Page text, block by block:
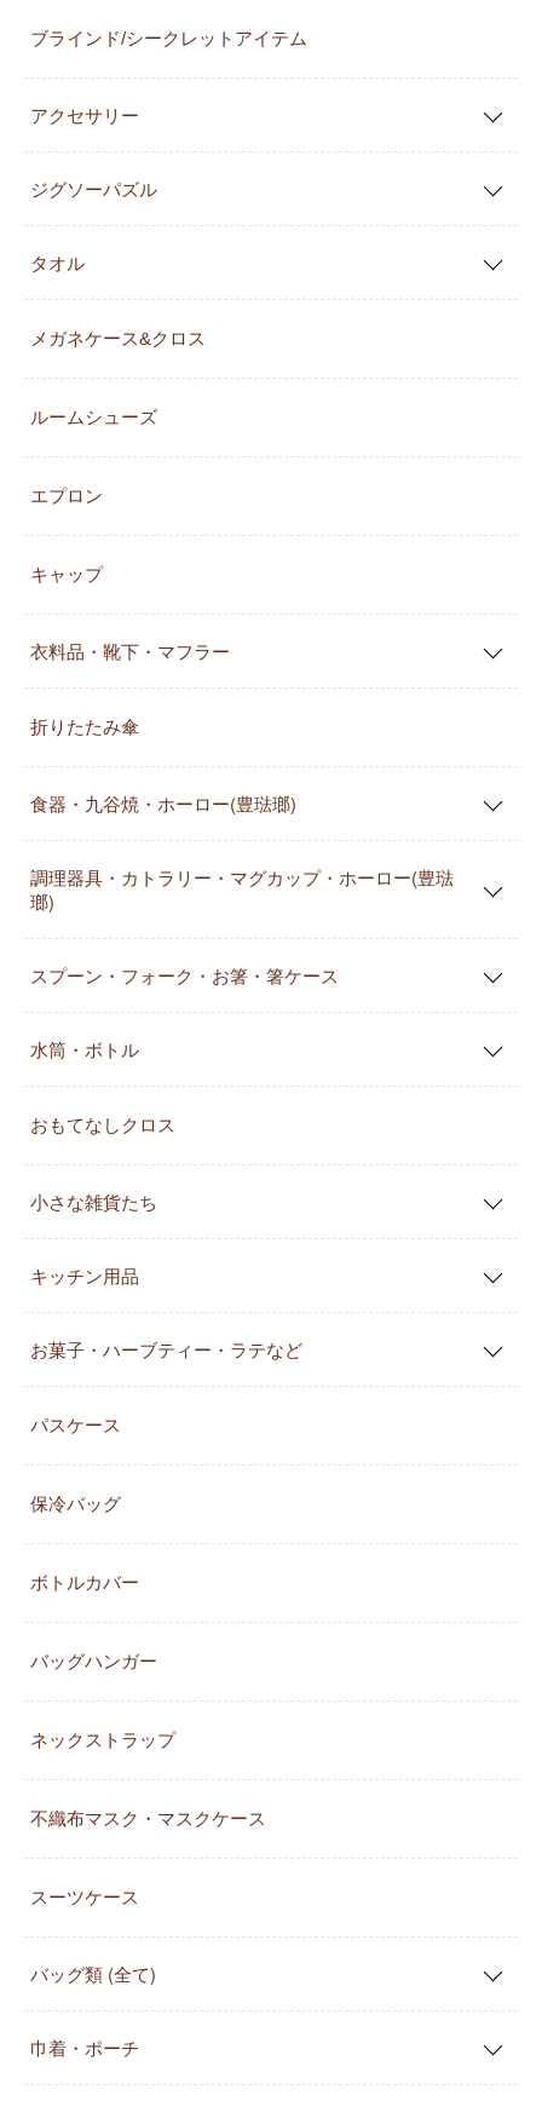
ブラインド/シークレットアイテム
アクセサリー
ジグソーパズル
タオル
メガネケース&クロス
ルームシューズ
エプロン
キャップ
衣料品・靴下・マフラー
折りたたみ傘
食器・九谷焼・ホーロー(豊琺瑯)
調理器具・カトラリー・マグカップ・ホーロー(豊琺
瑯)
スプーン・フォーク・お箸・箸ケース
水筒・ボトル
おもてなしクロス
小さな雑貨たち
キッチン用品
お菓子・ハーブティー・ラテなど
パスケース
保冷バッグ
ボトルカバー
バッグハンガー
ネックストラップ
不織布マスク・マスクケース
スーツケース
バッグ類 (全て)
巾着・ポーチ